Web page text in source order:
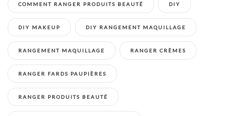
COMMENT RANGER PRODUITS BEAUTÉ DIY
DIY MAKEUP DIY RANGEMENT MAQUILLAGE
RANGEMENT MAQUILLAGE RANGER CRÈMES
RANGER FARDS PAUPIÈRES
RANGER PRODUITS BEAUTÉ